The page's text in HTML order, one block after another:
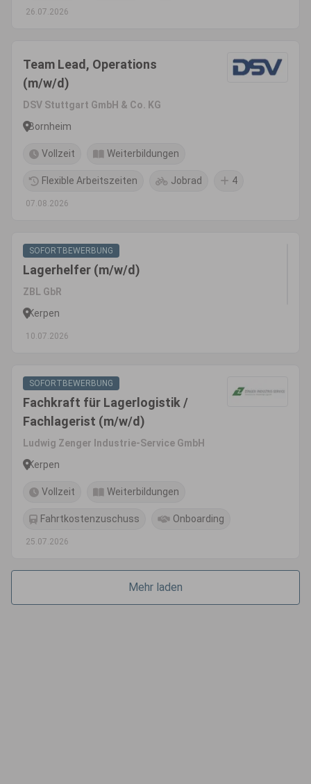
26.07.2026
Team Lead, Operations
(m/w/d)
DSV Stuttgart GmbH & Co. KG
Bornheim
Vollzeit Weiterbildungen
Flexible Arbeitszeiten Jobrad 4
07.08.2026
SOFORTBEWERBUNG
Lagerhelfer (m/w/d)
ZBL GbR
Kerpen
10.07.2026
SOFORTBEWERBUNG
Fachkraft für Lagerlogistik /
Fachlagerist (m/w/d)
Ludwig Zenger Industrie-Service GmbH
Kerpen
Vollzeit Weiterbildungen
Fahrtkostenzuschuss Onboarding
25.07.2026
Mehr laden